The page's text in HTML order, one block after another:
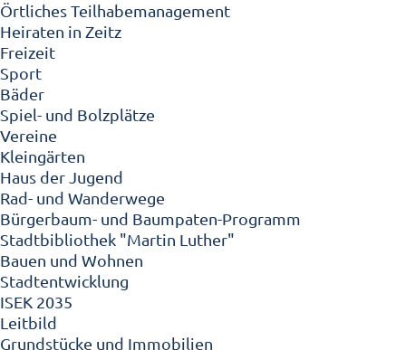
Örtliches Teilhabemanagement
Heiraten in Zeitz
Freizeit
Sport
Bäder
Spiel- und Bolzplätze
Vereine
Kleingärten
Haus der Jugend
Rad- und Wanderwege
Bürgerbaum- und Baumpaten-Programm
Stadtbibliothek "Martin Luther"
Bauen und Wohnen
Stadtentwicklung
ISEK 2035
Leitbild
Grundstücke und Immobilien